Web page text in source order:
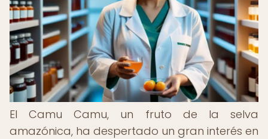
El Camu Camu, un fruto de la selva
amazónica, ha despertado un gran interés en